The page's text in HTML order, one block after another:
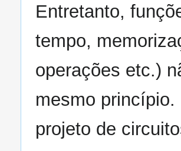
Entretanto,
tempo,
operações etc.)
mesmo
projeto de